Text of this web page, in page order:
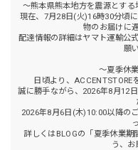
～熊本県熊本地方を震源とす
現在、7月28日(火)16時30分頃
物のお届けに
配達情報の詳細はヤマト運輸公
願
～夏季休
日頃より、ACCENTSTORE
誠に勝手ながら、2026年8月12
2026年8月6日(木)10:00以降の
詳しくはBLOGの「夏季休業期
う、お